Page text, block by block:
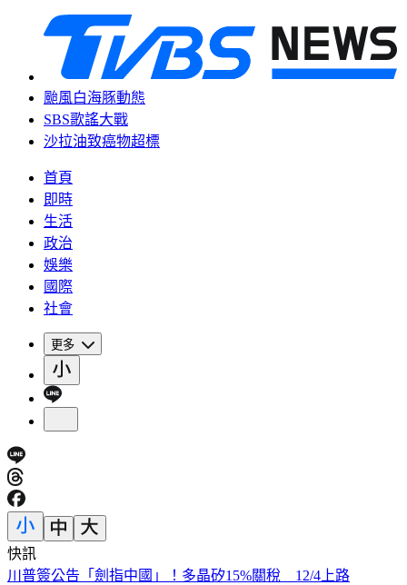
颱風白海豚動態
SBS歌謠大戰
沙拉油致癌物超標
首頁
即時
生活
政治
娛樂
國際
社會
更多
快訊
白海豚「週末最近台」！鄭明典示警：遇黑潮恐變強